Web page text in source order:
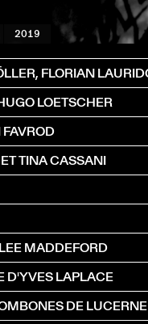
2019
LOETSCHER
TINA CASSANI
MADDEFORD
D'YVES LAPLACE
DE LUCERNE